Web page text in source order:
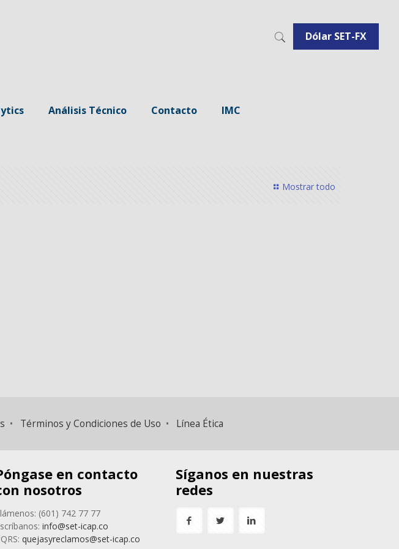
Análisis Técnico Contacto IMC
Dólar SET-FX
Mostrar todo
• Términos y Condiciones de Uso • Línea Ética
en contacto
nosotros
(601) 742 77 77
info@set-icap.co
quejasyreclamos@set-icap.co
Síganos en nuestras
redes